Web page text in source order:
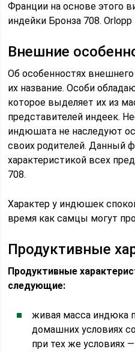
Франции на основе этого
индейки Бронза 708. Orlopp
Внешние
Об особенностях
их название. Особи
которое выделяет их из
представителей индеек.
индюшата не наследуют
своих родителей. Данный
характеристикой всех
708.
Характер у индюшек
время как самцы могут
Продуктивные
Продуктивные
следующие:
живая масса индюка
домашних условиях
при тех же условиях